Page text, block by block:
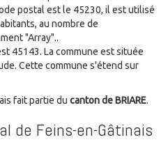
postal est le 45230, il est utilisé
au nombre de
"Array"..
45143. La commune est située
Cette commune s'étend sur
fait partie du canton de BRIARE.
de Feins-en-Gâtinais